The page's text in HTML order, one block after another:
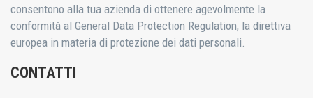
consentono alla tua azienda di ottenere agevolmente la
conformità al General Data Protection Regulation, la direttiva
europea in materia di protezione dei dati personali.
CONTATTI